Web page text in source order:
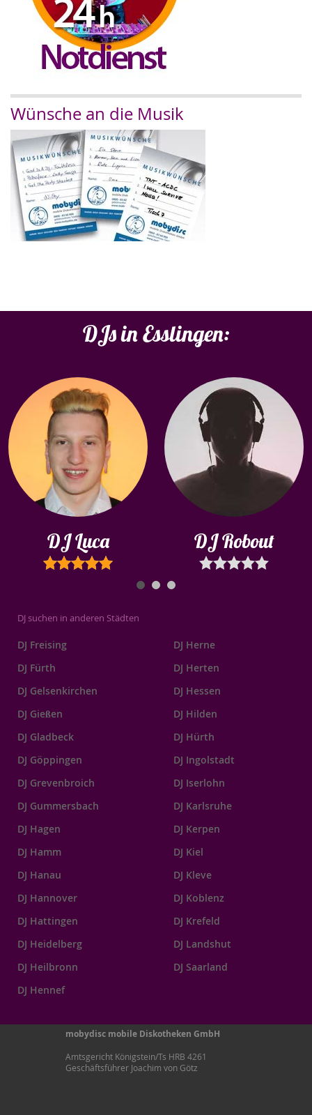
Wünsche an die Musik
DJs in Esslingen:
DJ Luca DJ Robout
DJ suchen in anderen Städten
DJ Freising
DJ Fürth
DJ Gelsenkirchen
DJ Gießen
DJ Gladbeck
DJ Göppingen
DJ Grevenbroich
DJ Gummersbach
DJ Hagen
DJ Hamm
DJ Hanau
DJ Hannover
DJ Hattingen
DJ Heidelberg
DJ Heilbronn
DJ Hennef
DJ Herne
DJ Herten
DJ Hessen
DJ Hilden
DJ Hürth
DJ Ingolstadt
DJ Iserlohn
DJ Karlsruhe
DJ Kerpen
DJ Kiel
DJ Kleve
DJ Koblenz
DJ Krefeld
DJ Landshut
DJ Saarland
mobydisc mobile Diskotheken GmbH
Amtsgericht Königstein/Ts HRB 4261
Geschäftsführer Joachim von Götz